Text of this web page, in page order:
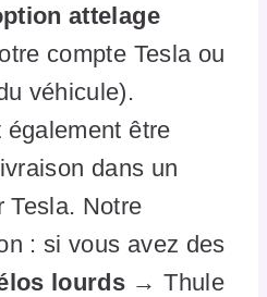
attelage
compte Tesla ou
véhicule).
également être
dans un
Tesla. Notre
: si vous avez des
lourds → Thule